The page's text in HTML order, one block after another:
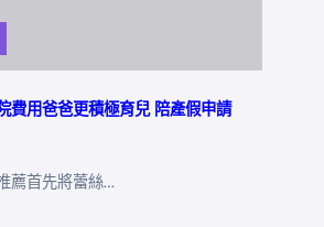
費用爸爸更積極育兒 陪產假申請
薦首先將蕾絲…